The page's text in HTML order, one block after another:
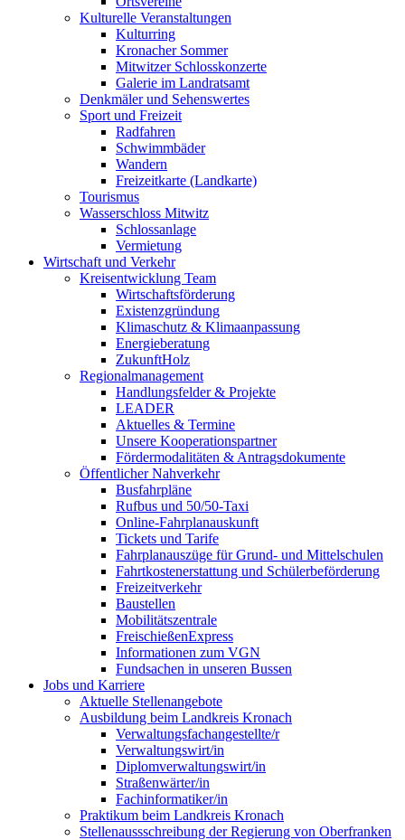
Kulturelle Veranstaltungen
Kulturring
Kronacher Sommer
Mitwitzer Schlosskonzerte
Galerie im Landratsamt
Denkmäler und Sehenswertes
Sport und Freizeit
Radfahren
Schwimmbäder
Wandern
Freizeitkarte (Landkarte)
Tourismus
Wasserschloss Mitwitz
Schlossanlage
Vermietung
Wirtschaft und Verkehr
Kreisentwicklung Team
Wirtschaftsförderung
Existenzgründung
Klimaschutz & Klimaanpassung
Energieberatung
ZukunftHolz
Regionalmanagement
Handlungsfelder & Projekte
LEADER
Aktuelles & Termine
Unsere Kooperationspartner
Fördermodalitäten & Antragsdokumente
Öffentlicher Nahverkehr
Busfahrpläne
Rufbus und 50/50-Taxi
Online-Fahrplanauskunft
Tickets und Tarife
Fahrplanauszüge für Grund- und Mittelschulen
Fahrtkostenerstattung und Schülerbeförderung
Freizeitverkehr
Baustellen
Mobilitätszentrale
FreischießenExpress
Informationen zum VGN
Fundsachen in unseren Bussen
Jobs und Karriere
Aktuelle Stellenangebote
Ausbildung beim Landkreis Kronach
Verwaltungsfachangestellte/r
Verwaltungswirt/in
Diplomverwaltungswirt/in
Straßenwärter/in
Fachinformatiker/in
Praktikum beim Landkreis Kronach
Stellenaussschreibung der Regierung von Oberfranken